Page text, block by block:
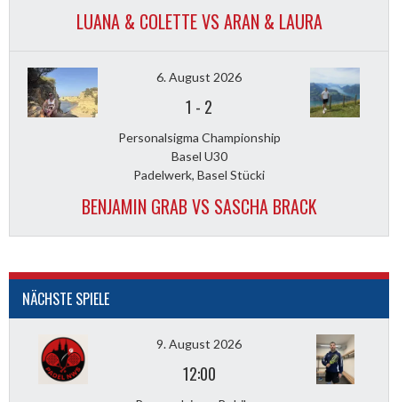
LUANA & COLETTE VS ARAN & LAURA
6. August 2026
1 - 2
Personalsigma Championship
Basel U30
Padelwerk, Basel Stücki
BENJAMIN GRAB VS SASCHA BRACK
NÄCHSTE SPIELE
9. August 2026
12:00